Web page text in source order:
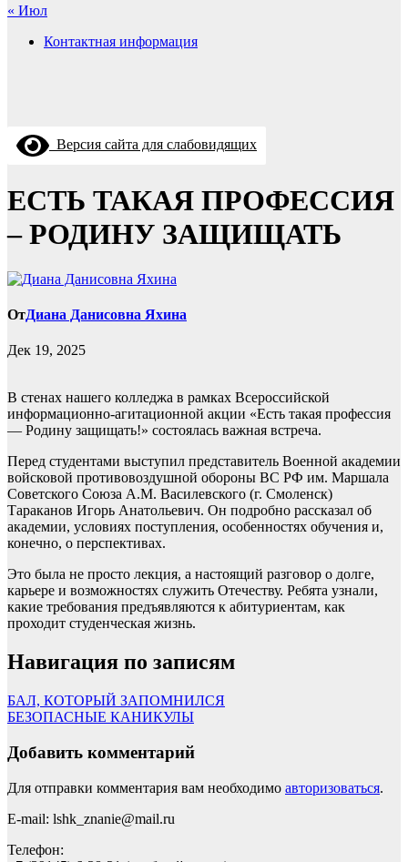
« Июл
Контактная информация
Версия сайта для слабовидящих
ЕСТЬ ТАКАЯ ПРОФЕССИЯ
– РОДИНУ ЗАЩИЩАТЬ
ОтДиана Данисовна Яхина
Дек 19, 2025
В стенах нашего колледжа в рамках Всероссийской
информационно-агитационной акции «Есть такая профессия
— Родину защищать!» состоялась важная встреча.
Перед студентами выступил представитель Военной академии
войсковой противовоздушной обороны ВС РФ им. Маршала
Советского Союза А.М. Василевского (г. Смоленск)
Тараканов Игорь Анатольевич. Он подробно рассказал об
академии, условиях поступления, особенностях обучения и,
конечно, о перспективах.
Это была не просто лекция, а настоящий разговор о долге,
карьере и возможностях служить Отечеству. Ребята узнали,
какие требования предъявляются к абитуриентам, как
проходит студенческая жизнь.
Навигация по записям
БАЛ, КОТОРЫЙ ЗАПОМНИЛСЯ
БЕЗОПАСНЫЕ КАНИКУЛЫ
Добавить комментарий
Для отправки комментария вам необходимо авторизоваться.
E-mail: lshk_znanie@mail.ru
Телефон: